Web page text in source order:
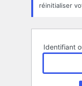
réinitialiser
Identifiant